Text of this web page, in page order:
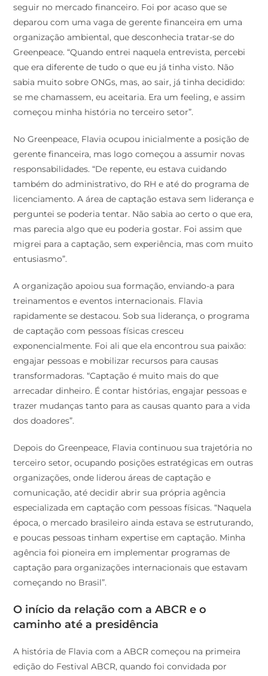
seguir no mercado financeiro. Foi por acaso que se
deparou com uma vaga de gerente financeira em uma
organização ambiental, que desconhecia tratar-se do
Greenpeace. “Quando entrei naquela entrevista, percebi
que era diferente de tudo o que eu já tinha visto. Não
sabia muito sobre ONGs, mas, ao sair, já tinha decidido:
se me chamassem, eu aceitaria. Era um feeling, e assim
começou minha história no terceiro setor”.
No Greenpeace, Flavia ocupou inicialmente a posição de
gerente financeira, mas logo começou a assumir novas
responsabilidades. “De repente, eu estava cuidando
também do administrativo, do RH e até do programa de
licenciamento. A área de captação estava sem liderança e
perguntei se poderia tentar. Não sabia ao certo o que era,
mas parecia algo que eu poderia gostar. Foi assim que
migrei para a captação, sem experiência, mas com muito
entusiasmo”.
A organização apoiou sua formação, enviando-a para
treinamentos e eventos internacionais. Flavia
rapidamente se destacou. Sob sua liderança, o programa
de captação com pessoas físicas cresceu
exponencialmente. Foi ali que ela encontrou sua paixão:
engajar pessoas e mobilizar recursos para causas
transformadoras. “Captação é muito mais do que
arrecadar dinheiro. É contar histórias, engajar pessoas e
trazer mudanças tanto para as causas quanto para a vida
dos doadores”.
Depois do Greenpeace, Flavia continuou sua trajetória no
terceiro setor, ocupando posições estratégicas em outras
organizações, onde liderou áreas de captação e
comunicação, até decidir abrir sua própria agência
especializada em captação com pessoas físicas. “Naquela
época, o mercado brasileiro ainda estava se estruturando,
e poucas pessoas tinham expertise em captação. Minha
agência foi pioneira em implementar programas de
captação para organizações internacionais que estavam
começando no Brasil”.
O início da relação com a ABCR e o
caminho até a presidência
A história de Flavia com a ABCR começou na primeira
edição do Festival ABCR, quando foi convidada por